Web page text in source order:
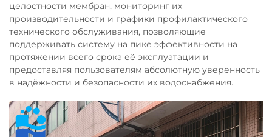
целостности мембран, мониторинг их
производительности и графики профилактического
технического обслуживания, позволяющие
поддерживать систему на пике эффективности на
протяжении всего срока её эксплуатации и
предоставляя пользователям абсолютную уверенность
в надёжности и безопасности их водоснабжения.